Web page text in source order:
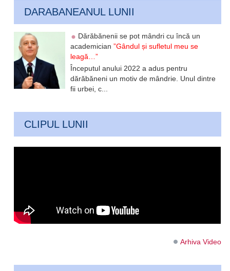
DARABANEANUL LUNII
Dărăbănenii se pot mândri cu încă un
academician”Gândul și sufletul meu se
leagă…”
Începutul anului 2022 a adus pentru
dărăbăneni un motiv de mândrie. Unul dintre
fii urbei, c...
CLIPUL LUNII
Arhiva Video